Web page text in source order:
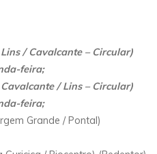
/ Cavalcante – Circular)
feira;
/ Lins – Circular)
feira;
Grande / Pontal)